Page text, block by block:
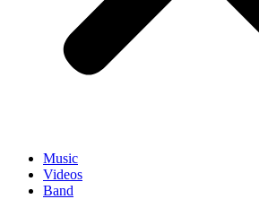
Music
Videos
Band